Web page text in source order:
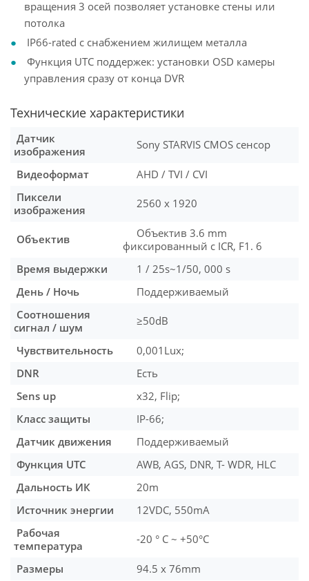
вращения 3 осей позволяет установке стены или
потолка
IP66-rated с снабжением жилищем металла
Функция UTC поддержек: установки OSD камеры
управления сразу от конца DVR
Технические характеристики
Датчик
изображения
Sony STARVIS CMOS сенсор
Видеоформат
AHD / TVI / CVI
Пиксели
изображения
2560 х 1920
Объектив
Объектив 3.6 mm
фикcированный с ICR, F1. 6
Время выдержки
1 / 25s~1/50, 000 s
День / Ночь
Поддерживаемый
Соотношения
сигнал / шум
≥50dB
Чувствительность
0,001Lux;
DNR
Есть
Sens up
x32, Flip;
Класс защиты
IP-66;
Датчик движения
Поддерживаемый
Функция UTC
AWB, AGS, DNR, T- WDR, HLC
Дальность ИК
20m
Источник энергии
12VDC, 550mA
Рабочая
температура
-20 ° C ~ +50°C
Размеры 94.5 x 76mm